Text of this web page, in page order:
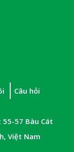
Câu hỏi
55-57 Bàu Cát
Việt Nam